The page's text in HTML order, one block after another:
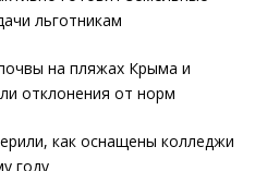
льготникам
на пляжах Крыма и
отклонения от норм
как оснащены колледжи
году